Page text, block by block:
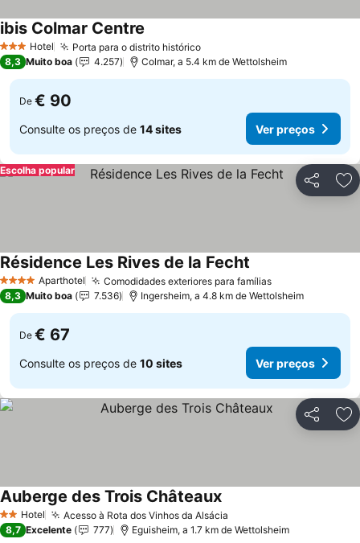
3 EstrelasHotel Porta para o distrito históricoVer preços
ibis Colmar Centre
8,3 Muito boa 4.257 Colmar, a 5.4 km de Wettolsheim
De € 90
Consulte os preços de 14 sites Ver preços
Partilhar
Escolha popular
4 EstrelasAparthotel Comodidades exteriores para famíliasVer preços
Résidence Les Rives de la Fecht
8,3 Muito boa 7.536 Ingersheim, a 4.8 km de Wettolsheim
De € 67
Consulte os preços de 10 sites Ver preços
Partilhar
2 Estrelas
Hotel Acesso à Rota dos Vinhos da Alsácia
Auberge des Trois ChâteauxVer preços
8,7 Excelente 777 Eguisheim, a 1.7 km de Wettolsheim